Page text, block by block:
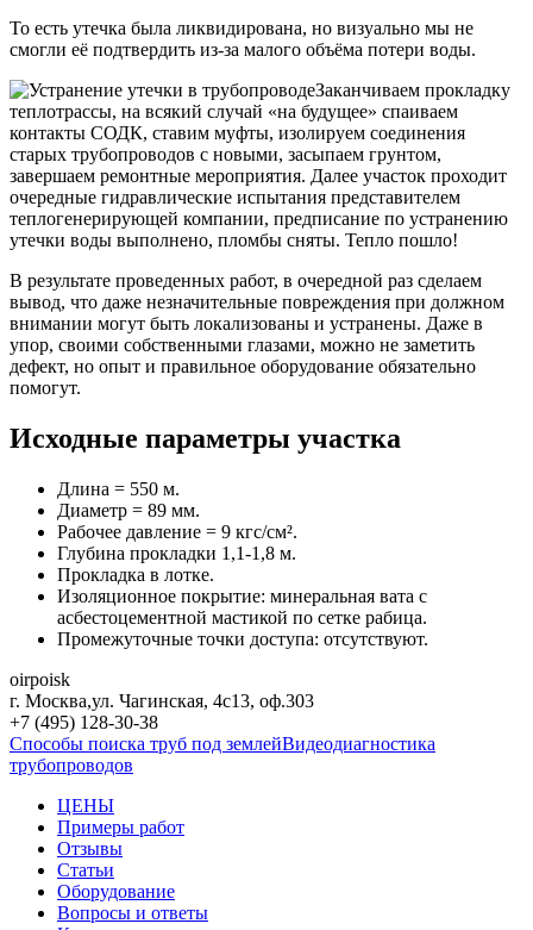
То есть утечка была ликвидирована, но визуально мы не
смогли её подтвердить из-за малого объёма потери воды.
Заканчиваем прокладку
теплотрассы, на всякий случай «на будущее» спаиваем
контакты СОДК, ставим муфты, изолируем соединения
старых трубопроводов с новыми, засыпаем грунтом,
завершаем ремонтные мероприятия. Далее участок проходит
очередные гидравлические испытания представителем
теплогенерирующей компании, предписание по устранению
утечки воды выполнено, пломбы сняты. Тепло пошло!
В результате проведенных работ, в очередной раз сделаем
вывод, что даже незначительные повреждения при должном
внимании могут быть локализованы и устранены. Даже в
упор, своими собственными глазами, можно не заметить
дефект, но опыт и правильное оборудование обязательно
помогут.
Исходные параметры участка
Длина = 550 м.
Диаметр = 89 мм.
Рабочее давление = 9 кгс/см².
Глубина прокладки 1,1-1,8 м.
Прокладка в лотке.
Изоляционное покрытие: минеральная вата с
асбестоцементной мастикой по сетке рабица.
Промежуточные точки доступа: отсутствуют.
oirpoisk
г. Москва,ул. Чагинская, 4с13, оф.303
+7 (495) 128-30-38
Способы поиска труб под землейВидеодиагностика
трубопроводов
ЦЕНЫ
Примеры работ
Отзывы
Статьи
Оборудование
Вопросы и ответы